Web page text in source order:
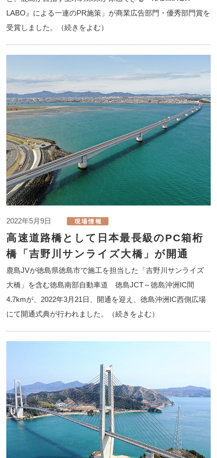
LABO』による一連のPR施策」が商業広告部門・優秀部門賞を
受賞しました。（続きをよむ）
2022年5月9日
高速道路橋として日本最長級のPC箱桁
橋「吉野川サンライズ大橋」が開通
鹿島JVが徳島県徳島市で施工を担当した「吉野川サンライズ
大橋」を含む徳島南部自動車道 徳島JCT～徳島沖洲IC間
4.7kmが、2022年3月21日、開通を迎え、徳島沖洲IC西側広場
にて開通式典が行われました。（続きをよむ）